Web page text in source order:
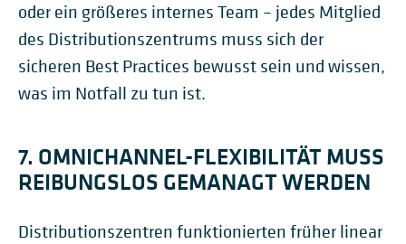
oder ein größeres internes Team – jedes Mitglied
des Distributionszentrums muss sich der
sicheren Best Practices bewusst sein und wissen,
was im Notfall zu tun ist.
7. OMNICHANNEL-FLEXIBILITÄT MUSS
REIBUNGSLOS GEMANAGT WERDEN
Distributionszentren funktionierten früher linear